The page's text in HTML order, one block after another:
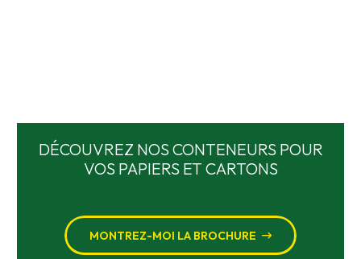
DÉCOUVREZ NOS CONTENEURS POUR
VOS PAPIERS ET CARTONS
MONTREZ-MOI LA BROCHURE